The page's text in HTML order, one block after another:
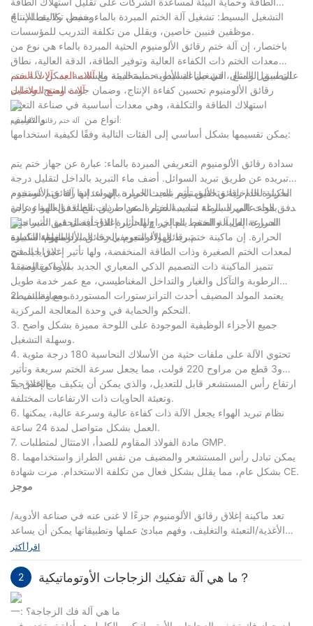
وخفض تكاليف الإنتاج.
4. التشغيل البسيط: تشغيل آلة الختم المبردة بالماء بسيط، ولا يتطلب
موظفين فنيين خاصين، ويقلل من تكلفة التدريب للمؤسسات.
باختصار، إن آلة ختم رقائق الألومنيوم الحثية المبردة بالماء هي نوع من
معدات الختم ذات الكفاءة العالية وتوفير الطاقة، الدقة العالية، نطاق
التطبيق الواسع، التشغيل البسيط، حماية البيئة والسلامة. يمكن لآلة ختم
رقائق الألومنيوم تحسين كفاءة الإنتاج، وضمان جودة المنتج، وتقليل
استهلاك الطاقة والتكلفة، وهي معدات أساسية في صناعة التعبئة
والتغليف.
على سبيل المثال، في صناعة الأدوية، نستخدمه معآلات العد، آلات السد،
آلات وضع العلامات
انواع منآلة ختم رقائق الألومنيوم:
يمكن تقسيمها بشكل أساسي إلى الفئات التالية وفقًا لكيفية استخدامها:
سدادة رقائق الألومنيوم التعريفي المبردة بالماء: عبارة عن جهاز ختم يتم
تبريده عن طريق تبريد السوائل. أضف ماء التبريد بالداخل لتقليل درجة
الحرارة الداخلية وتحقيق تأثير تبديد الحرارة. إن سدادة رقائق الألومنيوم
بالحث المبرد بالماء مناسبة لختم المعدات ذات الطاقة العالية ودرجة
الحرارة العالية والضغط العالي، ولها تأثير إغلاق أفضل في المساحات
المغلقة الكبيرة.
ماكينة لحام رقائق الألومنيوم بالحث المبرد بالهواء: إنها آلة ختم تستخدم
تدفق هواء عالي السرعة لتبديد الحرارة. عن طريق نفخ تدفق الهواء عالي
السرعة إلى آلة الختم، يتم إخراج الحرارة الداخلية لتحقيق تأثير تبديد
الحرارة. إن ماكينة ختم رقائق الألومنيوم بالحث المبرد بالهواء مناسبة
لمعدات الختم الصغيرة وذات الطاقة المنخفضة، ولها تأثير إغلاق جيد في
الأماكن الضيقة.
تبريد الهواء التعريفي رقائق الألومنيوم السداده
مزايا المنتج:
1. تتميز الماكينة ذات التصميم الذكي المعياري الجديد بميزة مقاومة
الرطوبة والتآكل والغبار والتداخل المغناطيسي، مع عمر خدمة طويل
وصيانة بسيطة.
2. يعتمد المولد المضيف أحدث الترانزستورات المستوردة، مع وظائف
التحكم والحماية في وحدة المعالجة المركزية.
3. جميع الأجزاء الوظيفية الموجودة على اللوحة مميزة بشكل واضح
وسهلة التشغيل.
4. تحتوي الآلة على ملفات حثية من الأسلاك النحاسية 180 درجة مئوية
و3 قطع من مراوح 220 فولت، مما يجعل سرعة الختم سريعة وتأثير
الختم جيد.
5. ارتفاع رأس المستشعر قابل للتعديل، والذي يمكن أن يتكيف مع إغلاق
وتعبئة الحاويات ذات الارتفاعات المختلفة.
6. نظام تبريد الهواء يجعل الآلة ذات كفاءة عالية وسرعة عالية، يمكنها
العمل بشكل متواصل لمدة 24 ساعة.
7. مادة الفولاذ المقاوم للصدأ، الامتثال لمتطلبات GMP.
8. يمكن تبادل رأس المستشعر والمضيف من نفس الطراز واستخدامهما
بشكل عام، مما يقلل بشكل فعال من تكلفة الاستخدام. مرت شهادة CE.
موجز
تعد ماكينة إغلاق رقائق الألومنيوم جزءًا لا غنى عنه في صناعة الأدوية/
الأغذية/التعبئة والتغليف، وفهم مبادئ عملها وتطبيقاتها يمكن أن يساعد
شركتك على اتخاذ خيارات أكثر فعالية من حيث التكلفة وملاءمة. نحن
مختلف البلدان. إذا كنت بحاجة إلى شراء آلة ختم رقائق الألومنيوم، من
فضلك
الاتصال بنا
اقرأ أكثر
2 ما هي آلة تفكيك الزجاجات الأوتوماتيكية？
一: ما هي آلة فك الزجاجة؟